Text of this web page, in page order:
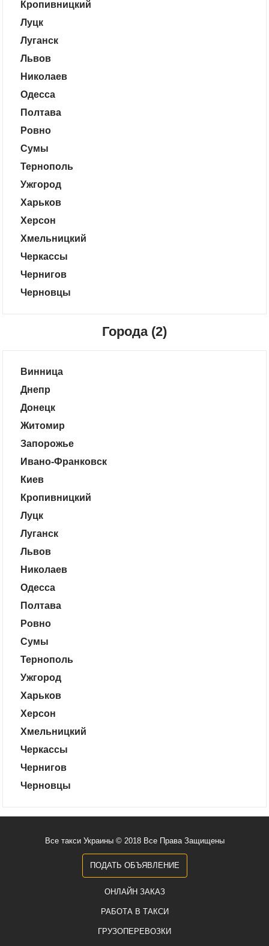
Кропивницкий
Луцк
Луганск
Львов
Николаев
Одесса
Полтава
Ровно
Сумы
Тернополь
Ужгород
Харьков
Херсон
Хмельницкий
Черкассы
Чернигов
Черновцы
Города (2)
Винница
Днепр
Донецк
Житомир
Запорожье
Ивано-Франковск
Киев
Кропивницкий
Луцк
Луганск
Львов
Николаев
Одесса
Полтава
Ровно
Сумы
Тернополь
Ужгород
Харьков
Херсон
Хмельницкий
Черкассы
Чернигов
Черновцы
Все такси Украины © 2018 Все Права Защищены
ПОДАТЬ ОБЪЯВЛЕНИЕ
ОНЛАЙН ЗАКАЗ
РАБОТА В ТАКСИ
ГРУЗОПЕРЕВОЗКИ